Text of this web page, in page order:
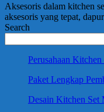
Aksesoris dalam kitchen
aksesoris yang tepat,
Search
Perusahaan
Paket Lengkap
Desain Kitchen Set